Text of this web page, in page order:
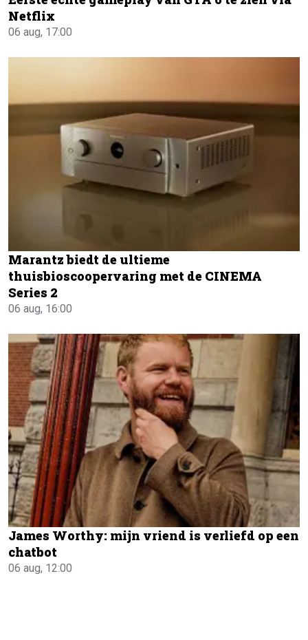
Netflix
06 aug, 17:00
Marantz biedt de ultieme
thuisbioscoopervaring met de CINEMA
Series 2
06 aug, 16:00
James Worthy: mijn vriend is verliefd op een
chatbot
06 aug, 12:00